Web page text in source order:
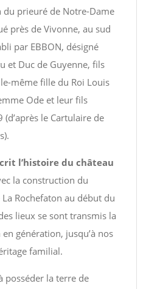
du prieuré de Notre-Dame
près de Vivonne, au sud
par EBBON, désigné
et Duc de Guyenne, fils
même fille du Roi Louis
Ode et leur fils
(d’après le Cartulaire de
l’histoire du château
la construction du
Rochefaton au début du
lieux se sont transmis la
génération, jusqu’à nos
familial.
posséder la terre de